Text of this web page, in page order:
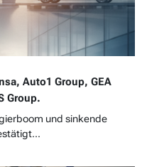
Auto1 Group, GEA
Group.
und sinkende